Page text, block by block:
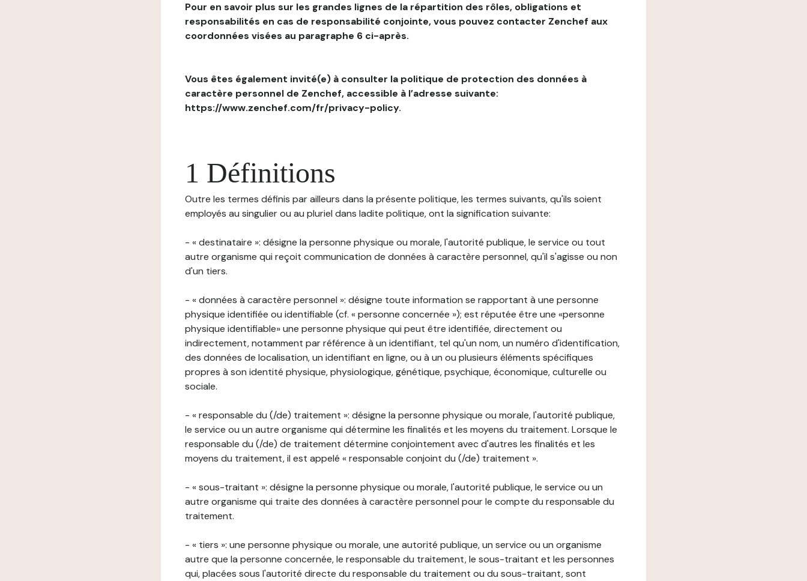
Pour en savoir plus sur les grandes lignes de la répartition des rôles, obligations et
responsabilités en cas de responsabilité conjointe, vous pouvez contacter Zenchef aux
coordonnées visées au paragraphe 6 ci-après.
Vous êtes également invité(e) à consulter la politique de protection des données à
caractère personnel de Zenchef, accessible à l’adresse suivante:
https://www.zenchef.com/fr/privacy-policy.
1 Définitions
Outre les termes définis par ailleurs dans la présente politique, les termes suivants, qu'ils soient
employés au singulier ou au pluriel dans ladite politique, ont la signification suivante:
- « destinataire »: désigne la personne physique ou morale, l'autorité publique, le service ou tout
autre organisme qui reçoit communication de données à caractère personnel, qu'il s'agisse ou non
d'un tiers.
- « données à caractère personnel »: désigne toute information se rapportant à une personne
physique identifiée ou identifiable (cf. « personne concernée »); est réputée être une «personne
physique identifiable» une personne physique qui peut être identifiée, directement ou
indirectement, notamment par référence à un identifiant, tel qu'un nom, un numéro d'identification,
des données de localisation, un identifiant en ligne, ou à un ou plusieurs éléments spécifiques
propres à son identité physique, physiologique, génétique, psychique, économique, culturelle ou
sociale.
- « responsable du (/de) traitement »: désigne la personne physique ou morale, l'autorité publique,
le service ou un autre organisme qui détermine les finalités et les moyens du traitement. Lorsque le
responsable du (/de) de traitement détermine conjointement avec d'autres les finalités et les
moyens du traitement, il est appelé « responsable conjoint du (/de) traitement ».
- « sous-traitant »: désigne la personne physique ou morale, l'autorité publique, le service ou un
autre organisme qui traite des données à caractère personnel pour le compte du responsable du
traitement.
- « tiers »: une personne physique ou morale, une autorité publique, un service ou un organisme
autre que la personne concernée, le responsable du traitement, le sous-traitant et les personnes
qui, placées sous l'autorité directe du responsable du traitement ou du sous-traitant, sont